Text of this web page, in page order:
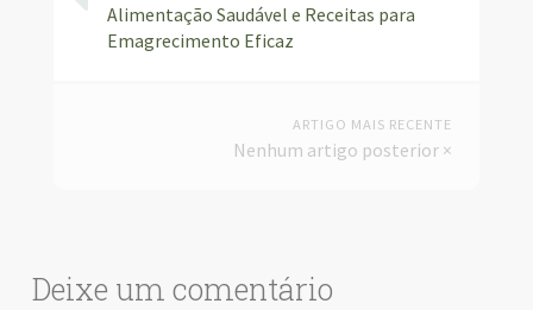
Alimentação Saudável e Receitas para
Emagrecimento Eficaz
ARTIGO MAIS RECENTE
Nenhum artigo posterior ×
Deixe um comentário